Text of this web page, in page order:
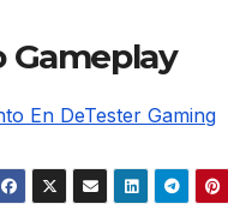
Gameplay
En DeTester Gaming